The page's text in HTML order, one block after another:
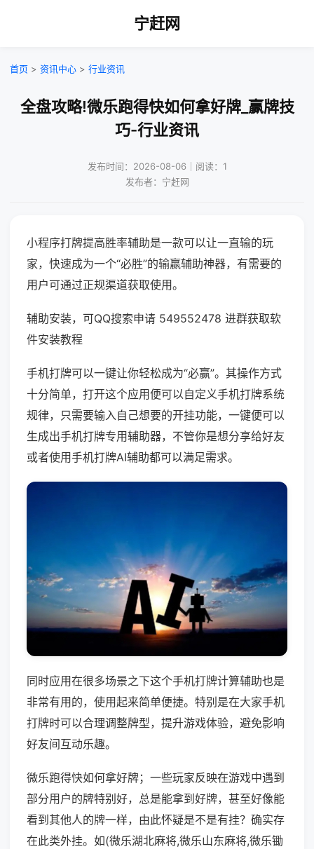
宁赶网
首页 > 资讯中心 > 行业资讯
全盘攻略!微乐跑得快如何拿好牌_赢牌技
巧-行业资讯
发布时间：2026-08-06｜阅读：1
发布者：宁赶网
小程序打牌提高胜率辅助是一款可以让一直输的玩
家，快速成为一个“必胜”的输赢辅助神器，有需要的
用户可通过正规渠道获取使用。
辅助安装，可QQ搜索申请 549552478 进群获取软
件安装教程
手机打牌可以一键让你轻松成为“必赢”。其操作方式
十分简单，打开这个应用便可以自定义手机打牌系统
规律，只需要输入自己想要的开挂功能，一键便可以
生成出手机打牌专用辅助器，不管你是想分享给好友
或者使用手机打牌AI辅助都可以满足需求。
同时应用在很多场景之下这个手机打牌计算辅助也是
非常有用的，使用起来简单便捷。特别是在大家手机
打牌时可以合理调整牌型，提升游戏体验，避免影响
好友间互动乐趣。
微乐跑得快如何拿好牌；一些玩家反映在游戏中遇到
部分用户的牌特别好，总是能拿到好牌，甚至好像能
看到其他人的牌一样，由此怀疑是不是有挂？确实存
在此类外挂。如(微乐湖北麻将,微乐山东麻将,微乐锄